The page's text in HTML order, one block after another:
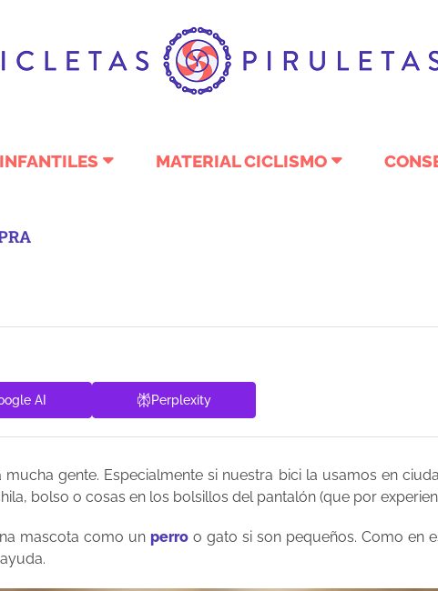
MATERIAL CICLISMO
AI Perplexity
gente. Especialmente si nuestra bici la usamos en
bolso o cosas en los bolsillos del pantalón (que por
mascota como unperro o gato si son pequeños. Como en